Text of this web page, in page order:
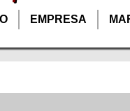
EMPRESA